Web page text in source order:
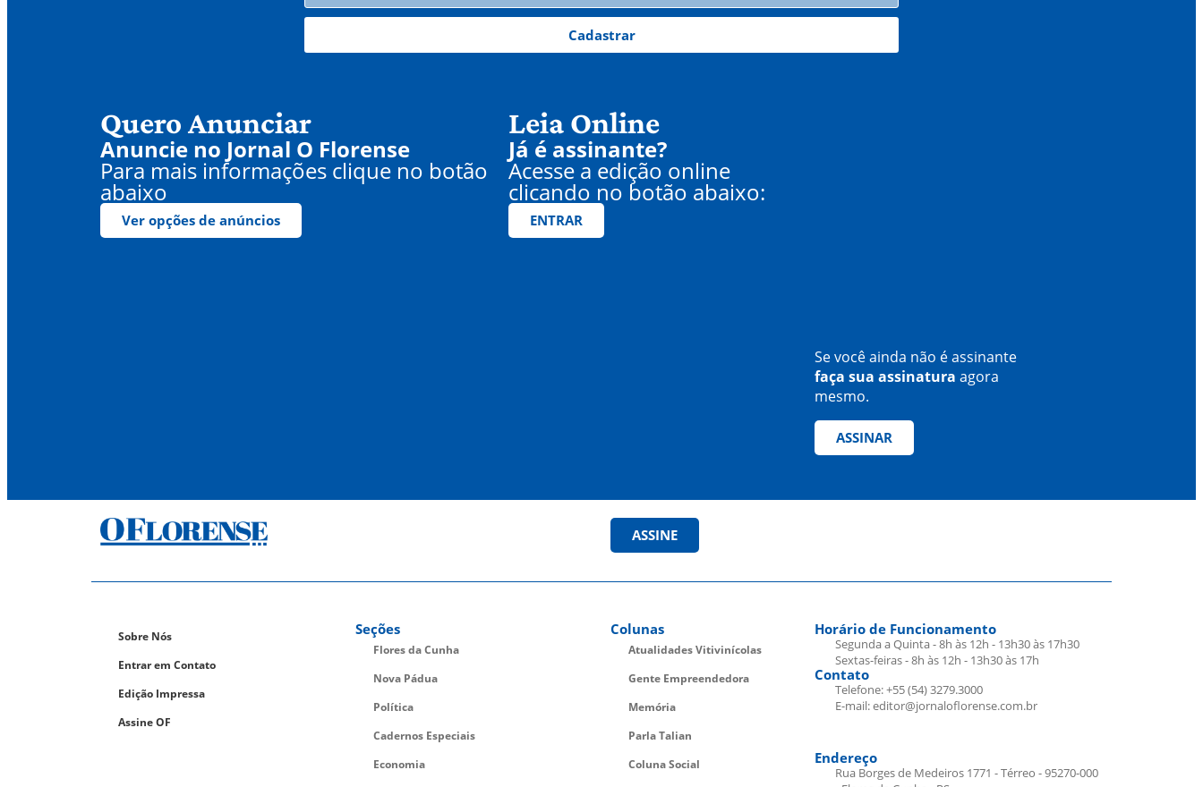
Cadastrar
Quero Anunciar
Anuncie no Jornal O Florense
Para mais informações clique no botão
abaixo
Ver opções de anúncios
Leia Online
Já é assinante?
Acesse a edição online
clicando no botão abaixo:
ENTRAR
Se você ainda não é assinante
faça sua assinatura agora
mesmo.
ASSINAR
ASSINE
Sobre Nós
Entrar em Contato
Edição Impressa
Assine OF
Seções
Flores da Cunha
Nova Pádua
Política
Cadernos Especiais
Economia
Colunas
Atualidades Vitivinícolas
Gente Empreendedora
Memória
Parla Talian
Coluna Social
Horário de Funcionamento
Segunda a Quinta - 8h às 12h - 13h30 às 17h30
Sextas-feiras - 8h às 12h - 13h30 às 17h
Contato
Telefone: +55 (54) 3279.3000
E-mail: editor@jornaloflorense.com.br
Endereço
Rua Borges de Medeiros 1771 - Térreo - 95270-000